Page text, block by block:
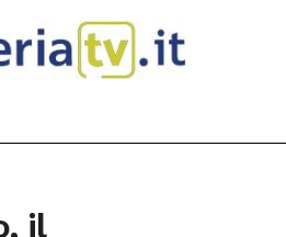
il